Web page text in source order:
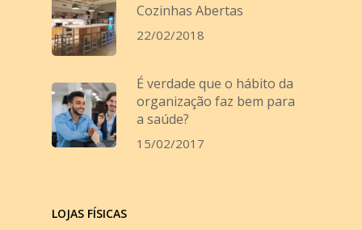
Cozinhas Abertas
22/02/2018
É verdade que o hábito da
organização faz bem para
a saúde?
15/02/2017
LOJAS FÍSICAS